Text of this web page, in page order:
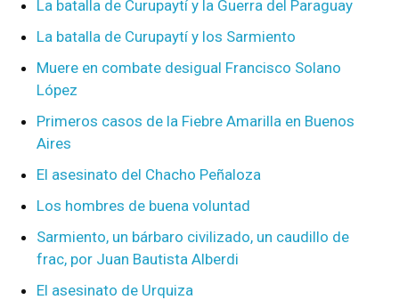
La batalla de Curupaytí y la Guerra del Paraguay
La batalla de Curupaytí y los Sarmiento
Muere en combate desigual Francisco Solano
López
Primeros casos de la Fiebre Amarilla en Buenos
Aires
El asesinato del Chacho Peñaloza
Los hombres de buena voluntad
Sarmiento, un bárbaro civilizado, un caudillo de
frac, por Juan Bautista Alberdi
El asesinato de Urquiza